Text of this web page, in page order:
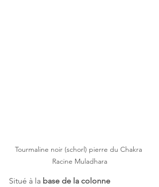
Tourmaline noir (schorl) pierre du Chakra
Racine Muladhara
Situé à la base de la colonne